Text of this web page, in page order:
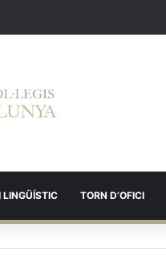
LINGÜÍSTIC TORN D’OFICI